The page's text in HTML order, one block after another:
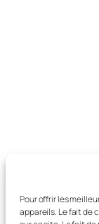
Pour offrir les
appareils. Le fait de